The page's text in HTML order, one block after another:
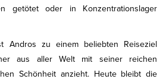
getötet oder in Konzentrationslager
Andros zu einem beliebten Reiseziel
aus aller Welt mit seiner reichen
Schönheit anzieht. Heute bleibt die